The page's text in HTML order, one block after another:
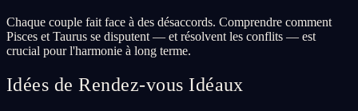
Chaque couple fait face à des désaccords. Comprendre comment
Pisces et Taurus se disputent — et résolvent les conflits — est
crucial pour l'harmonie à long terme.
Idées de Rendez-vous Idéaux